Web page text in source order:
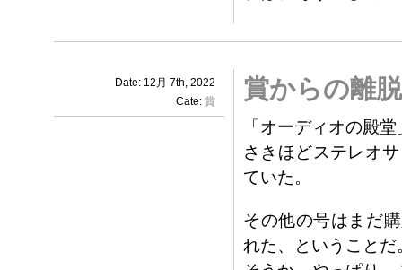
Date: 12月 7th, 2022
Cate: 賞 賞からの離
「オーディオの殿
さきほどステレオ
ていた。
その他の号はまだ
れた、ということだ